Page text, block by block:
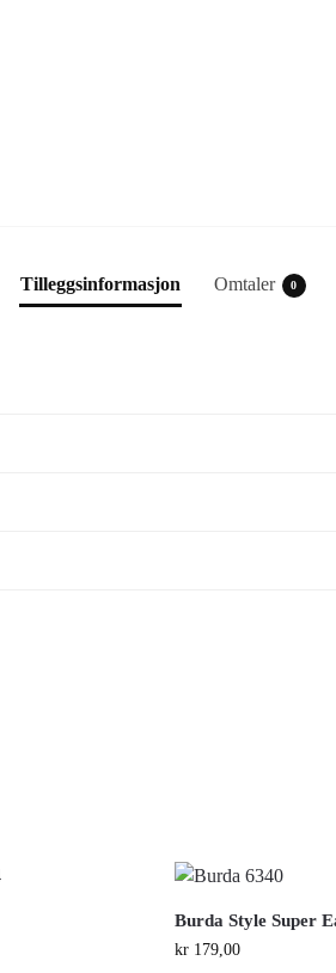
Tilleggsinformasjon Omtaler 0
Burda Style Super
kr 179,00